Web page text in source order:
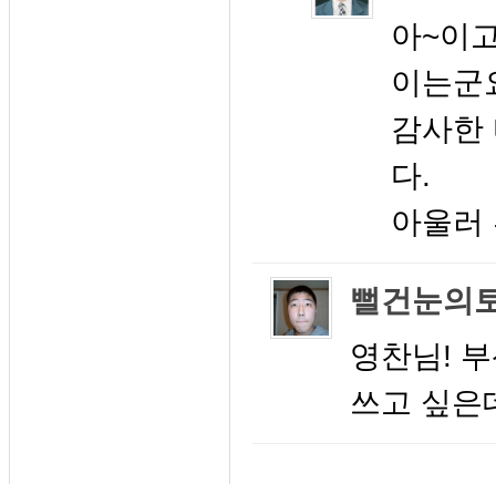
아~이
이는군
감사한
다.
아울러
뻘건눈의
영찬님!
쓰고 싶은